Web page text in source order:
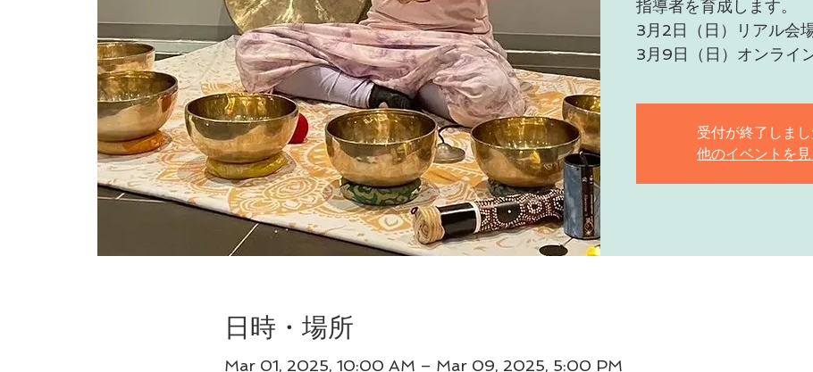
指導者を育成します。
3月2日（日）リアル会
3月9日（日）オンライ
受付が終了しまし
他のイベントを見
日時・場所
Mar 01, 2025, 10:00 AM – Mar 09, 2025, 5:00 PM